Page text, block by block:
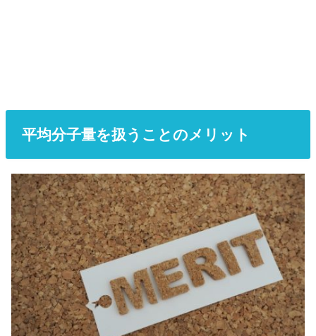
平均分子量を扱うことのメリット